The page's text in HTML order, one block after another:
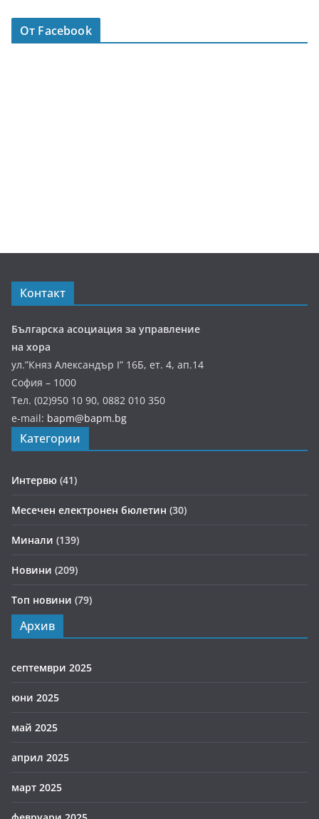
От Facebook
Контакт
Българска асоциация за управление
на хора
ул.”Княз Александър І” 16Б, ет. 4, ап.14
София – 1000
Тел. (02)950 10 90, 0882 010 350
e-mail: bapm@bapm.bg
Категории
Интервю (41)
Месечен електронен бюлетин (30)
Минали (139)
Новини (209)
Топ новини (79)
Архив
септември 2025
юни 2025
май 2025
април 2025
март 2025